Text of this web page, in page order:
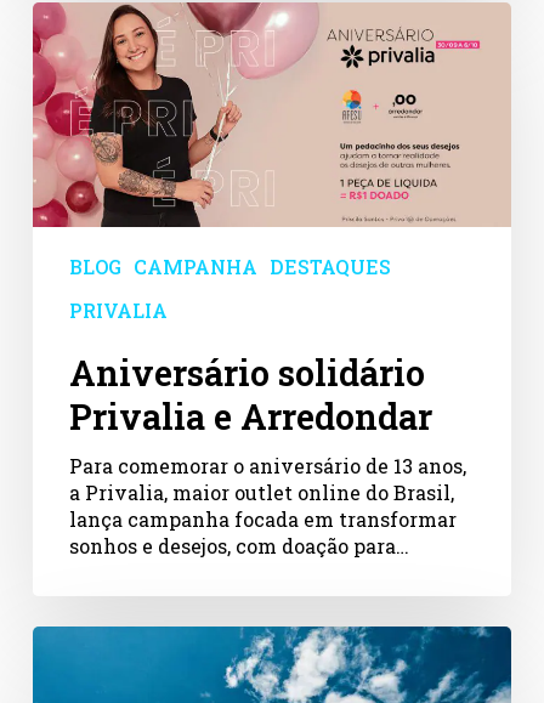
Aniversário
solidário
Privalia
e
Arredondar
BLOG CAMPANHA DESTAQUES
PRIVALIA
Aniversário solidário
Privalia e Arredondar
Para comemorar o aniversário de 13 anos,
a Privalia, maior outlet online do Brasil,
lança campanha focada em transformar
sonhos e desejos, com doação para…
Exame